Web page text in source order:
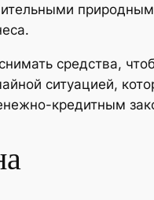
средства,
ситуацией,
кредитным